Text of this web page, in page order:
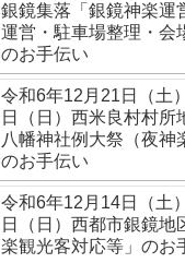
銀鏡集落「銀鏡神楽運
運営・駐車場整理・会
のお手伝い
令和6年12月21日（土
日（日）西米良村村所
八幡神社例大祭（夜神
のお手伝い
令和6年12月14日（土
日（日）西都市銀鏡地
楽観光客対応等」のお